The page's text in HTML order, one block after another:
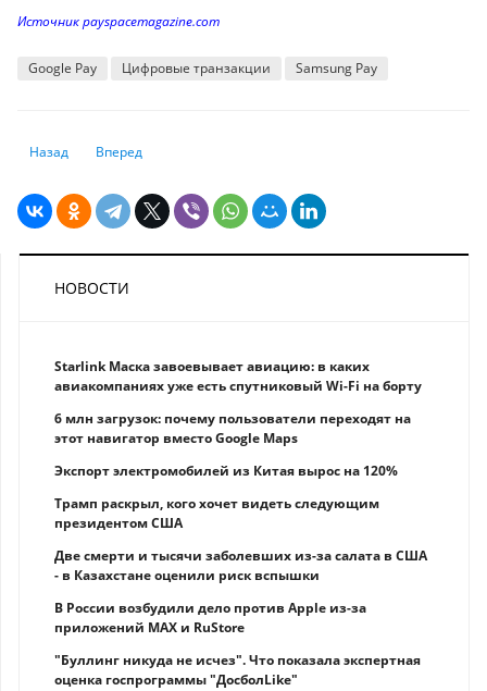
Источник payspacemagazine.com
Google Pay Цифровые транзакции Samsung Pay
Предыдущий: Пауза или зависимость: как не стать заложником
Назад Следующий: Как заработать в Телеграме
Вперед
НОВОСТИ
Starlink Маска завоевывает авиацию: в каких
авиакомпаниях уже есть спутниковый Wi-Fi на борту
6 млн загрузок: почему пользователи переходят на
этот навигатор вместо Google Maps
Экспорт электромобилей из Китая вырос на 120%
Трамп раскрыл, кого хочет видеть следующим
президентом США
Две смерти и тысячи заболевших из-за салата в США
- в Казахстане оценили риск вспышки
В России возбудили дело против Apple из-за
приложений MAX и RuStore
"Буллинг никуда не исчез". Что показала экспертная
оценка госпрограммы "ДосболLike"